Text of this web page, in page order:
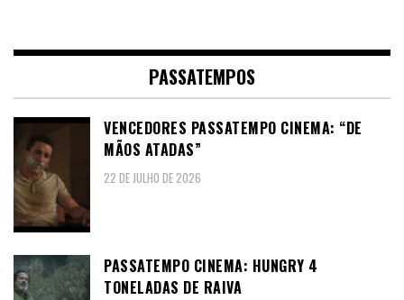
PASSATEMPOS
VENCEDORES PASSATEMPO CINEMA: “DE
MÃOS ATADAS”
22 DE JULHO DE 2026
PASSATEMPO CINEMA: HUNGRY 4
TONELADAS DE RAIVA